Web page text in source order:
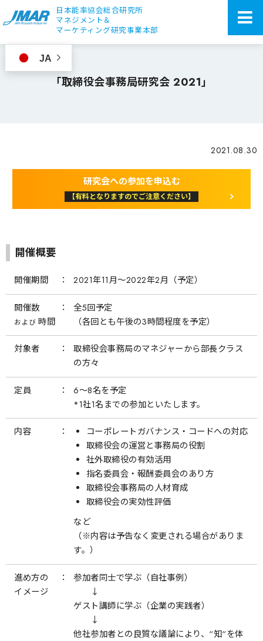
日本能率協会総合研究所
マネジメント＆
マーケティング研究事業本部
「取締役会事務局研究会 2021」
2021.08.30
研究会への参加を申込む
【有料となりますのでご注意ください】
開催概要
開催期間 2021年11月～2022年2月（予定）
開催数
および時間
全5回予定
（各回とも午後の3時間程度を予定）
対象者
取締役会事務局のマネジャーから部長クラス
の方々
定員
6～8名を予定
*1社1名までの参加といたします。
内容
コーポレートガバナンス・コードへの対応
取締役会の運営と事務局の役割
社外取締役の有効活用
指名委員会・報酬委員会のあり方
取締役会事務局の人材育成
取締役会の実効性評価
など
（※内容は予告なく変更される場合がありま
す。）
進め方の
イメージ
参加者同士で学ぶ（自社事例）
↓
ゲスト講師に学ぶ（企業の実践者）
↓
他社参加者との良質な議論により、“知“を体
JA